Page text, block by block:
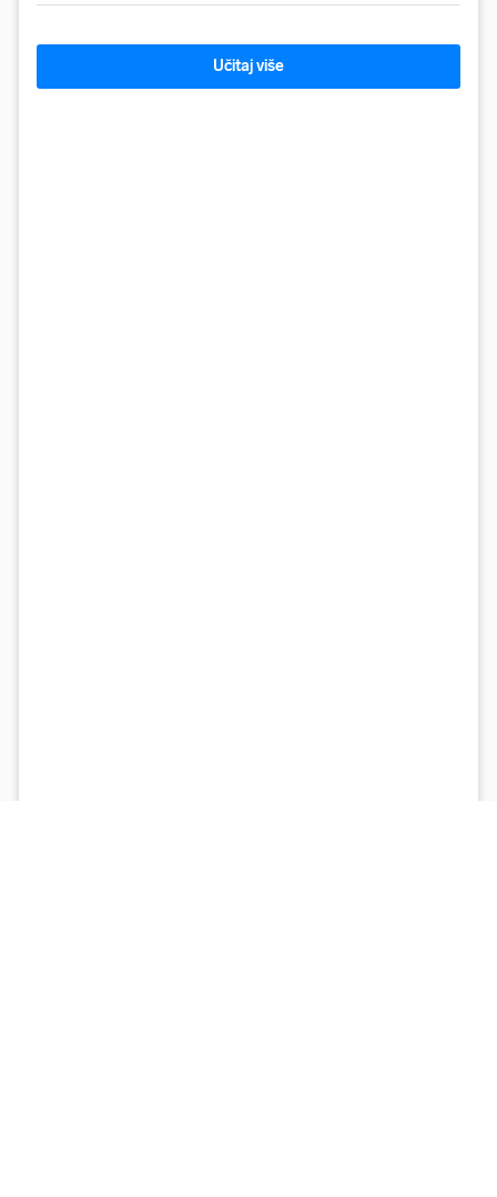
Učitaj više